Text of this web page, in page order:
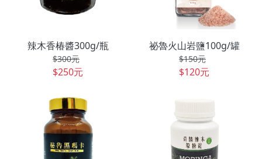
辣木香椿醬300g/瓶
$300元
$250元
祕魯火山岩鹽100g/罐
$150元
$120元